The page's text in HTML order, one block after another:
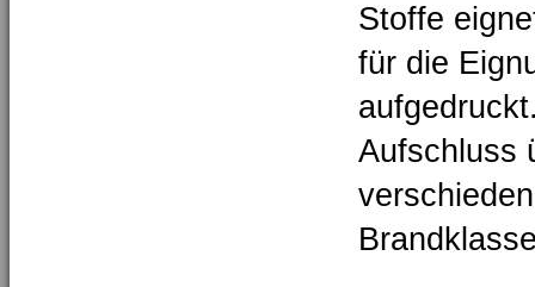
Stoffe
für die
Aufschluss